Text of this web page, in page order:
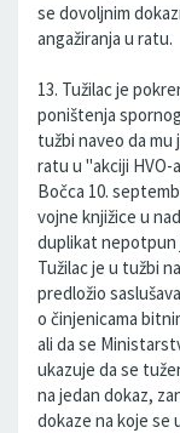
se dovoljnim
angažiranja u ratu.
13. Tužilac je
poništenja
tužbi naveo da mu
ratu u "akciji HVO-
Bočca 10.
vojne knjižice u
duplikat nepotpun
Tužilac je u tužbi
predložio
o činjenicama
ali da se
ukazuje da se
na jedan dokaz,
dokaze na koje se